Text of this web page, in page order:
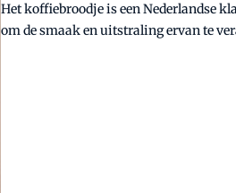
Het koffiebroodje is een Nederlandse
om de smaak en uitstraling